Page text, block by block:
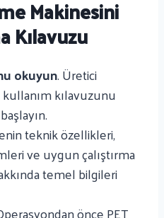
Makinesini
Kılavuzu
okuyun. Üretici
kılavuzunu
teknik özellikleri,
ve uygun çalıştırma
temel bilgileri